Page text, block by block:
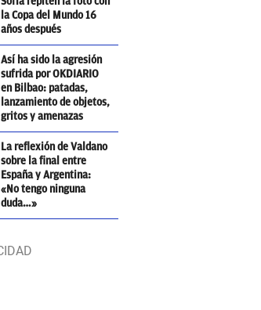
la Copa del Mundo 16
años después
Así ha sido la agresión
sufrida por OKDIARIO
en Bilbao: patadas,
lanzamiento de objetos,
gritos y amenazas
La reflexión de Valdano
sobre la final entre
España y Argentina:
«No tengo ninguna
duda…»